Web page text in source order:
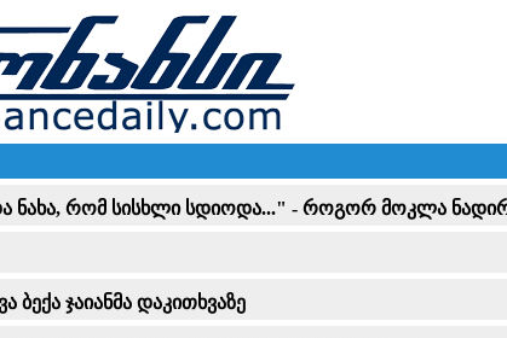
ნახა, რომ სისხლი სდიოდა..." - როგორ მოკლა
ჯაიანმა დაკითხვაზე